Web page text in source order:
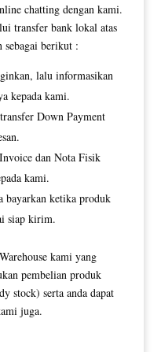
chatting dengan kami.
transfer bank lokal atas
sebagai berikut :
lalu informasikan
kepada kami.
Down Payment
dan Nota Fisik
kami.
bayarkan ketika produk
siap kirim.
kami yang
pembelian produk
stock) serta anda dapat
juga.